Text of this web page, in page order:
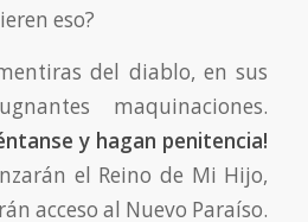
eso?
del diablo, en sus
maquinaciones.
y hagan penitencia!
el Reino de Mi Hijo,
acceso al Nuevo Paraíso.